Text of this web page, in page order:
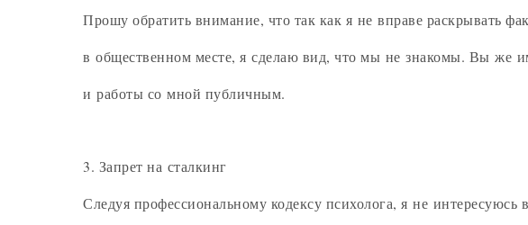
Прошу обратить внимание, что так как я не вправе раскрывать
в общественном месте, я сделаю вид, что мы не знакомы. Вы же
и работы со мной публичным.
3. Запрет на сталкинг
Следуя профессиональному кодексу психолога, я не